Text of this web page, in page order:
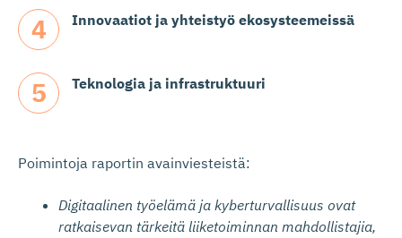
Innovaatiot ja yhteistyö ekosysteemeissä
Teknologia ja infrastruktuuri
Poimintoja raportin avainviesteistä:
Digitaalinen työelämä ja kyberturvallisuus ovat
ratkaisevan tärkeitä liiketoiminnan mahdollistajia,